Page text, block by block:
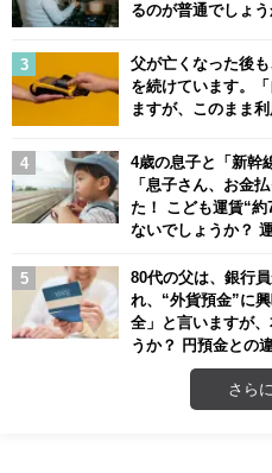
るのが普通でしょう
父が亡くなった後
を続けています。
ますが、このまま
4歳の息子と「新幹
「息子さん、お金
た！ こども運賃“約
ないでしょうか？
80代の父は、銀行
れ、“外貨預金”に
全」と言いますが
うか？ 円預金との
さら